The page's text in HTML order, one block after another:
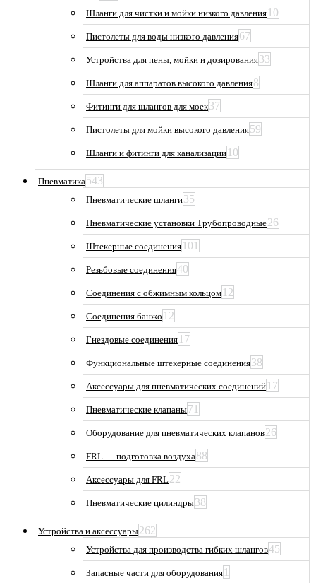
Шланги для чистки и мойки низкого давления 10
Пистолеты для воды низкого давления67
Устройства для пены, мойки и дозирования33
Шланги для аппаратов высокого давления8
Фитинги для шлангов для моек37
Пистолеты для мойки высокого давления59
Шланги и фитинги для канализации 10
Пневматика543
Пневматические шланги35
Пневматические установки Трубопроводные26
Штекерные соединения 101
Резьбовые соединения40
Соединения с обжимным кольцом 12
Соединения банжо 12
Гнездовые соединения 17
Функциональные штекерные соединения38
Аксессуары для пневматических соединений 17
Пневматические клапаны71
Оборудование для пневматических клапанов26
FRL — подготовка воздуха88
Аксессуары для FRL22
Пневматические цилиндры38
Устройства и аксессуары262
Устройства для производства гибких шлангов45
Запасные части для оборудования 1